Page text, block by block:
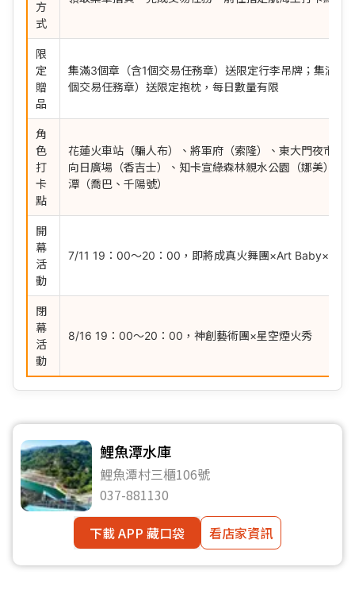
方
式
限
定
贈
品
集滿3個章（含1個交易任務章）送限定行李吊牌；集滿5
個交易任務章）送限定抱枕，每日數量有限
角
色
打
卡
點
花蓮火車站（騙人布）、將軍府（索隆）、東大門夜市（
向日廣場（香吉士）、知卡宣綠森林親水公園（娜美）、
潭（喬巴、千陽號）
開
幕
活
動
7/11 19：00～20：00，即將成真火舞團×Art Baby×星空
閉
幕
活
動
8/16 19：00～20：00，神創藝術團×星空煙火秀
鯉魚潭水庫
鯉魚潭村三櫃106號
037-881130
下載 APP 藏口袋
看店家資訊